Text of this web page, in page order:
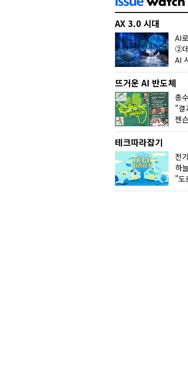
AX 3.0 시대
뜨거운 AI 반도체
테크따라잡기